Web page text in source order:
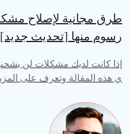
رسوم منها [تحديث جديد]